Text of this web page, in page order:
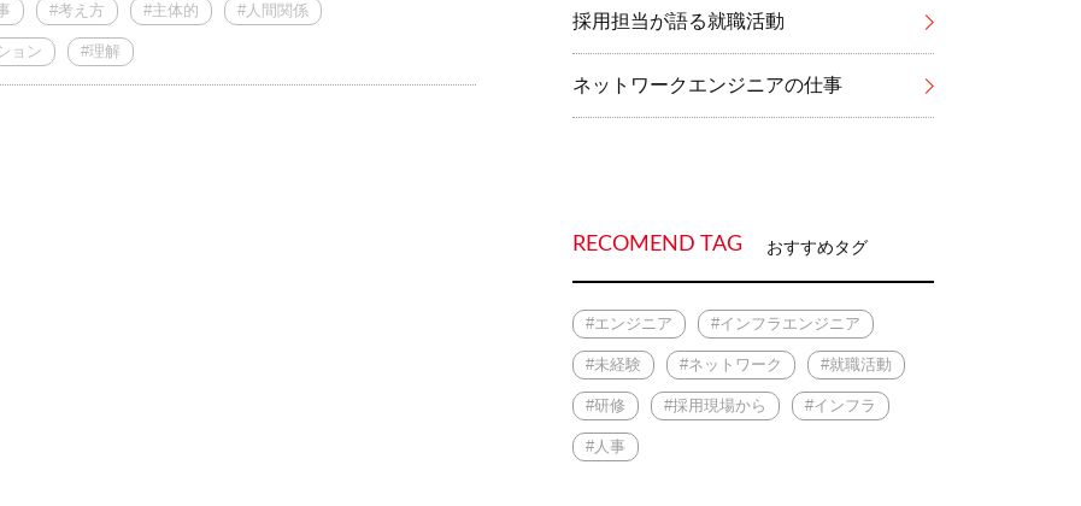
#考え方 #主体的 #人間関係
ョン #理解
採用担当が語る就職活動
ネットワークエンジニアの仕事
RECOMEND TAG おすすめタグ
#エンジニア #インフラエンジニア
#未経験 #ネットワーク #就職活動
#研修 #採用現場から #インフラ
#人事